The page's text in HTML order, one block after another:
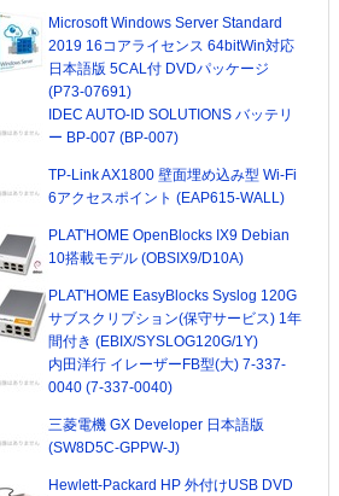
Microsoft Windows Server Standard
2019 16コアライセンス 64bitWin対応
日本語版 5CAL付 DVDパッケージ
(P73-07691)
IDEC AUTO-ID SOLUTIONS バッテリ
ー BP-007 (BP-007)
TP-Link AX1800 壁面埋め込み型 Wi-Fi
6アクセスポイント (EAP615-WALL)
PLAT'HOME OpenBlocks IX9 Debian
10搭載モデル (OBSIX9/D10A)
PLAT'HOME EasyBlocks Syslog 120G
サブスクリプション(保守サービス) 1年
間付き (EBIX/SYSLOG120G/1Y)
内田洋行 イレーザーFB型(大) 7-337-
0040 (7-337-0040)
三菱電機 GX Developer 日本語版
(SW8D5C-GPPW-J)
Hewlett-Packard HP 外付けUSB DVD